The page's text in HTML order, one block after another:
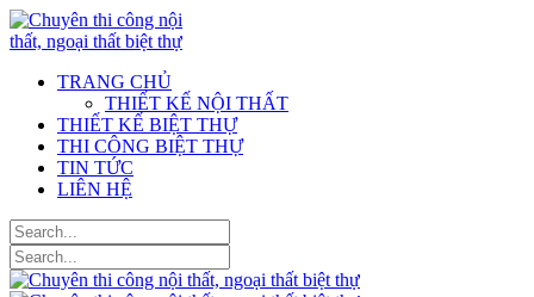
TRANG CHỦ
THIẾT KẾ NỘI THẤT
THIẾT KẾ BIỆT THỰ
THI CÔNG BIỆT THỰ
TIN TỨC
LIÊN HỆ